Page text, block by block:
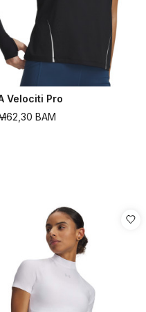
Velociti Pro
62,30 BAM